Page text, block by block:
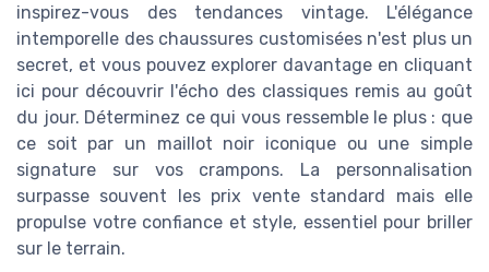
inspirez-vous des tendances vintage. L'élégance
intemporelle des chaussures customisées n'est plus un
secret, et vous pouvez explorer davantage en cliquant
ici pour découvrir l'écho des classiques remis au goût
du jour. Déterminez ce qui vous ressemble le plus : que
ce soit par un maillot noir iconique ou une simple
signature sur vos crampons. La personnalisation
surpasse souvent les prix vente standard mais elle
propulse votre confiance et style, essentiel pour briller
sur le terrain.